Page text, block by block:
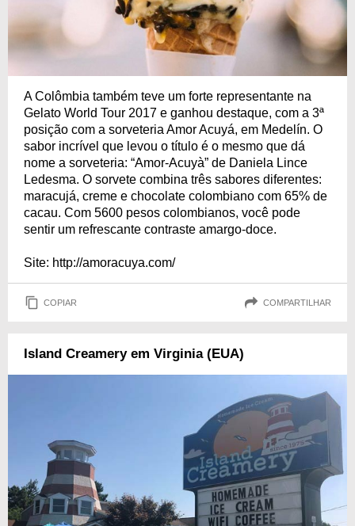
A Colômbia também teve um forte representante na
Gelato World Tour 2017 e ganhou destaque, com a 3ª
posição com a sorveteria Amor Acuyá, em Medelín. O
sabor incrível que levou o título é o mesmo que dá
nome a sorveteria: “Amor-Acuyà” de Daniela Lince
Ledesma. O sorvete combina três sabores diferentes:
maracujá, creme e chocolate colombiano com 65% de
cacau. Com 5600 pesos colombianos, você pode
sentir um refrescante contraste amargo-doce.
Site: http://amoracuya.com/
COPIAR COMPARTILHAR
Island Creamery em Virginia (EUA)